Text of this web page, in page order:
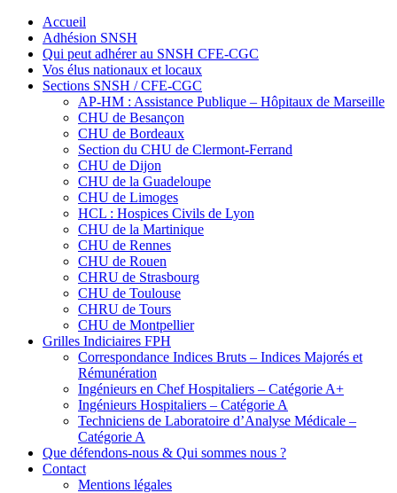
Accueil
Adhésion SNSH
Qui peut adhérer au SNSH CFE-CGC
Vos élus nationaux et locaux
Sections SNSH / CFE-CGC
AP-HM : Assistance Publique – Hôpitaux de Marseille
CHU de Besançon
CHU de Bordeaux
Section du CHU de Clermont-Ferrand
CHU de Dijon
CHU de la Guadeloupe
CHU de Limoges
HCL : Hospices Civils de Lyon
CHU de la Martinique
CHU de Rennes
CHU de Rouen
CHRU de Strasbourg
CHU de Toulouse
CHRU de Tours
CHU de Montpellier
Grilles Indiciaires FPH
Correspondance Indices Bruts – Indices Majorés et
Rémunération
Ingénieurs en Chef Hospitaliers – Catégorie A+
Ingénieurs Hospitaliers – Catégorie A
Techniciens de Laboratoire d’Analyse Médicale –
Catégorie A
Que défendons-nous & Qui sommes nous ?
Contact
Mentions légales